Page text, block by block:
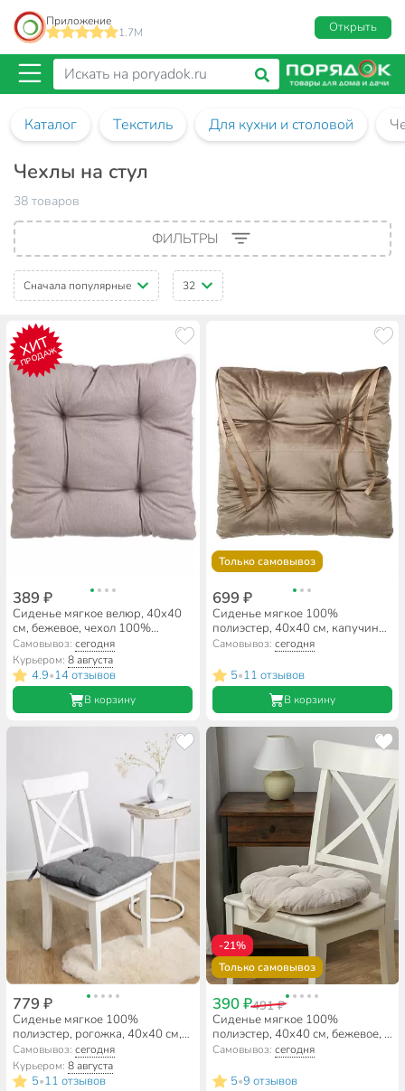
Приложение
1.7M
Открыть
Каталог Текстиль Для кухни и столовой
Чехлы на стул
38 товаров
ФИЛЬТРЫ
Сначала популярные 32
ХИТ
ПРОДАЖ
389 ₽
Сиденье мягкое велюр, 40х40
см, бежевое, чехол 100%
хлопок, Кантри
Самовывоз:сегодня
Курьером:8 августа
4.9•14 отзывов
В корзину
Только самовывоз
699 ₽
Сиденье мягкое 100%
полиэстер, 40х40 см, капучино,
Классика, Бархат, 5511361
Самовывоз: сегодня
5•11 отзывов
В корзину
779 ₽
Сиденье мягкое 100%
полиэстер, рогожка, 40х40 см,
базальт, Волшебная ночь,
Базальт Вид 3, 922072
Самовывоз:сегодня
Курьером:8 августа
5•11 отзывов
-21%
Только самовывоз
390 ₽491 ₽
Сиденье мягкое 100%
полиэстер, 40х40 см, бежевое, с
ручкой, A140084
Самовывоз: сегодня
5•9 отзывов